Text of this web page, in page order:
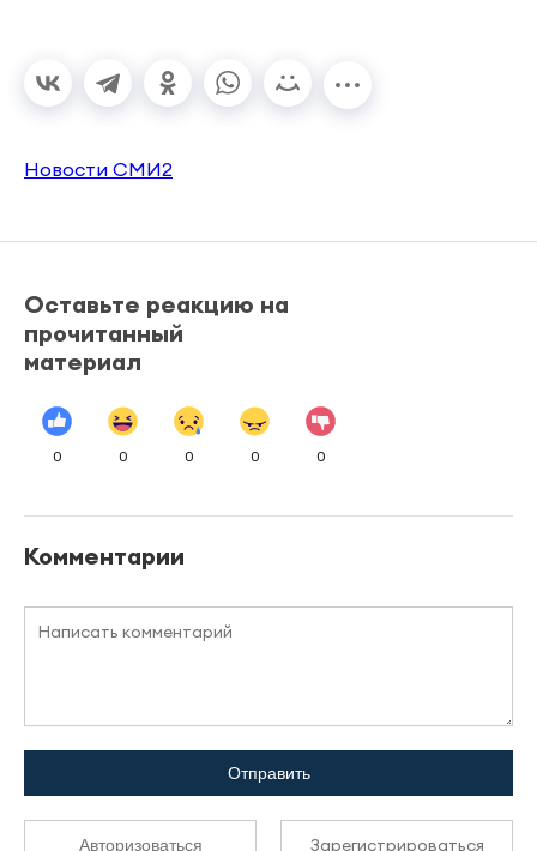
Новости СМИ2
Оставьте реакцию на
прочитанный
материал
0 0 0 0 0
Комментарии
Отправить
Авторизоваться Зарегистрироваться